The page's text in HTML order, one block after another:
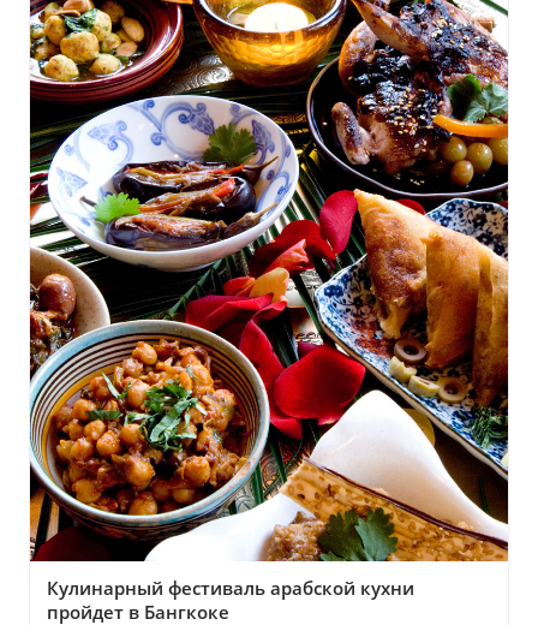
Кулинарный фестиваль арабской кухни
пройдет в Бангкоке